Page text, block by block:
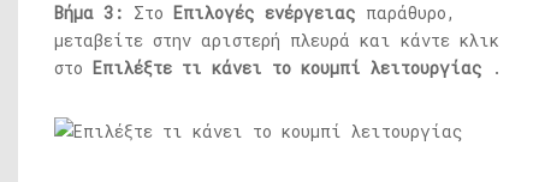
Βήμα 3: Στο Επιλογές ενέργειας παράθυρο,
μεταβείτε στην αριστερή πλευρά και κάντε κλικ
στο Επιλέξτε τι κάνει το κουμπί λειτουργίας .